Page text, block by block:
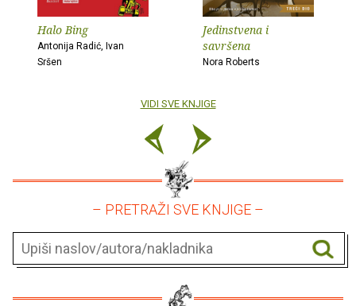
Halo Bing
Antonija Radić, Ivan
Sršen
Jedinstvena i
savršena
Nora Roberts
VIDI SVE KNJIGE
– PRETRAŽI SVE KNJIGE –